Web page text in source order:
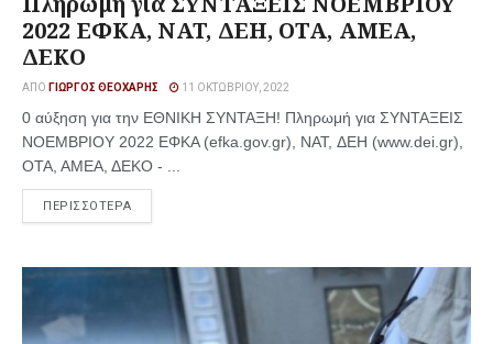
2022 ΕΦΚΑ, NAT, ΔΕΗ, ΟΤΑ, ΑΜΕΑ,
ΔΕΚΟ
ΑΠΌ ΓΙΏΡΓΟΣ ΘΕΟΧΆΡΗΣ 11 ΟΚΤΩΒΡΊΟΥ, 2022
0 αύξηση για την ΕΘΝΙΚΗ ΣΥΝΤΑΞΗ! Πληρωμή για ΣΥΝΤΑΞΕΙΣ
ΝΟΕΜΒΡΙΟΥ 2022 ΕΦΚΑ (efka.gov.gr), NAT, ΔΕΗ (www.dei.gr),
ΟΤΑ, ΑΜΕΑ, ΔΕΚΟ - ...
ΠΕΡΙΣΣΟΤΕΡΑ